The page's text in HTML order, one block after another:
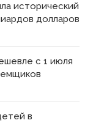
исторический
долларов
с 1 июля
в